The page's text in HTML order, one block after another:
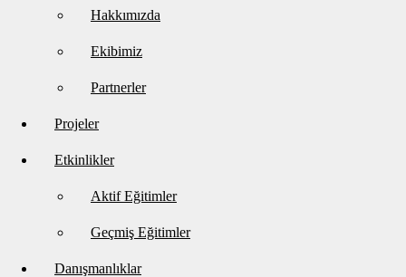
Hakkımızda
Ekibimiz
Partnerler
Projeler
Etkinlikler
Aktif Eğitimler
Geçmiş Eğitimler
Danışmanlıklar